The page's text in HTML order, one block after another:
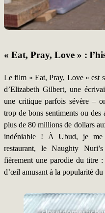
« Eat, Pray, Love » :
Le film « Eat, Pray, Love » est
d’Elizabeth Gilbert, une
une critique parfois sévère –
trop de bons sentiments ou
plus de 80 millions de dollars
indéniable ! À Ubud, je me
restaurant, le Naughty
fièrement une parodie du titre
d’œil amusant à la popularité